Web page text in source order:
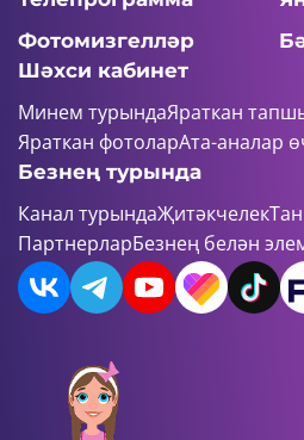
Фотомизгелләр
Шәхси кабинет
Минем турындаЯраткан
Яраткан фотоларАта-аналар
Безнең турында
Канал турындаҖитәкчелек
ПартнерларБезнең белән